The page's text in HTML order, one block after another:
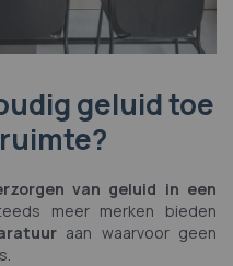
geluid toe
van geluid in een
meer merken bieden
aan waarvoor geen